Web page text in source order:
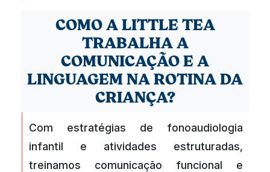
COMO A LITTLE TEA
TRABALHA A
COMUNICAÇÃO E A
LINGUAGEM NA ROTINA DA
CRIANÇA?
Com estratégias de fonoaudiologia
infantil e atividades estruturadas,
treinamos comunicação funcional e